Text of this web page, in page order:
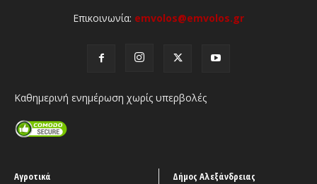
Επικοινωνία: emvolos@emvolos.gr
Καθημερινή ενημέρωση χωρίς υπερβολές
Αγροτικά
Δήμος Αλεξάνδρειας